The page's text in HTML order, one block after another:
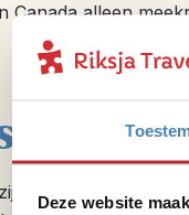
Deze website
Canada alleen
geen vaccinaties